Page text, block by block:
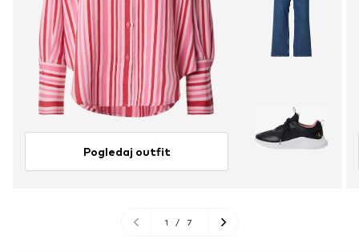
Pogledaj outfit
1 / 7